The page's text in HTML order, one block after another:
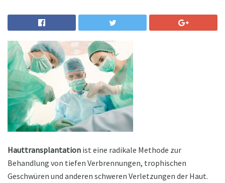
Hauttransplantation ist eine radikale Methode zur
Behandlung von tiefen Verbrennungen, trophischen
Geschwüren und anderen schweren Verletzungen der Haut.